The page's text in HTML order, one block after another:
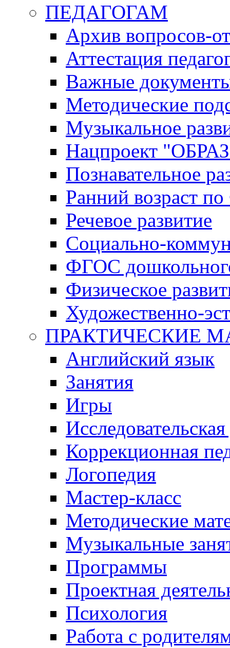
ПЕДАГОГАМ
Архив вопросов-
Аттестация
Важные
Методические
Музыкальное
Нацпроект
Познавательное
Ранний возраст
Речевое развитие
Социально-
ФГОС
Физическое
Художественно-
ПРАКТИЧЕСКИЕ
Английский язык
Занятия
Игры
Коррекционная
Логопедия
Мастер-класс
Методические
Музыкальные
Программы
Проектная
Психология
Работа с